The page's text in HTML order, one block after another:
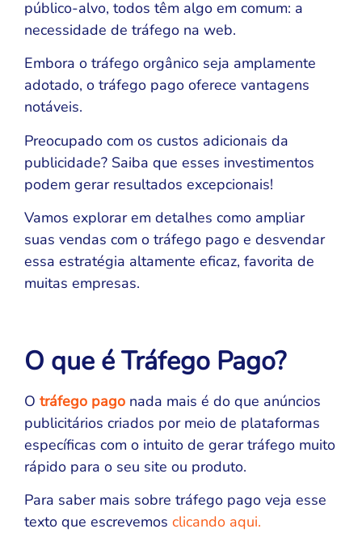
público-alvo, todos têm algo em comum: a
necessidade de tráfego na web.
Embora o tráfego orgânico seja amplamente
adotado, o tráfego pago oferece vantagens
notáveis.
Preocupado com os custos adicionais da
publicidade? Saiba que esses investimentos
podem gerar resultados excepcionais!
Vamos explorar em detalhes como ampliar
suas vendas com o tráfego pago e desvendar
essa estratégia altamente eficaz, favorita de
muitas empresas.
O que é Tráfego Pago?
O tráfego pago nada mais é do que anúncios
publicitários criados por meio de plataformas
específicas com o intuito de gerar tráfego muito
rápido para o seu site ou produto.
Para saber mais sobre tráfego pago veja esse
texto que escrevemos clicando aqui.